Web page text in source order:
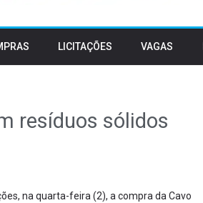
LICITAÇÕES VAGAS
resíduos sólidos
na quarta-feira (2), a compra da Cavo